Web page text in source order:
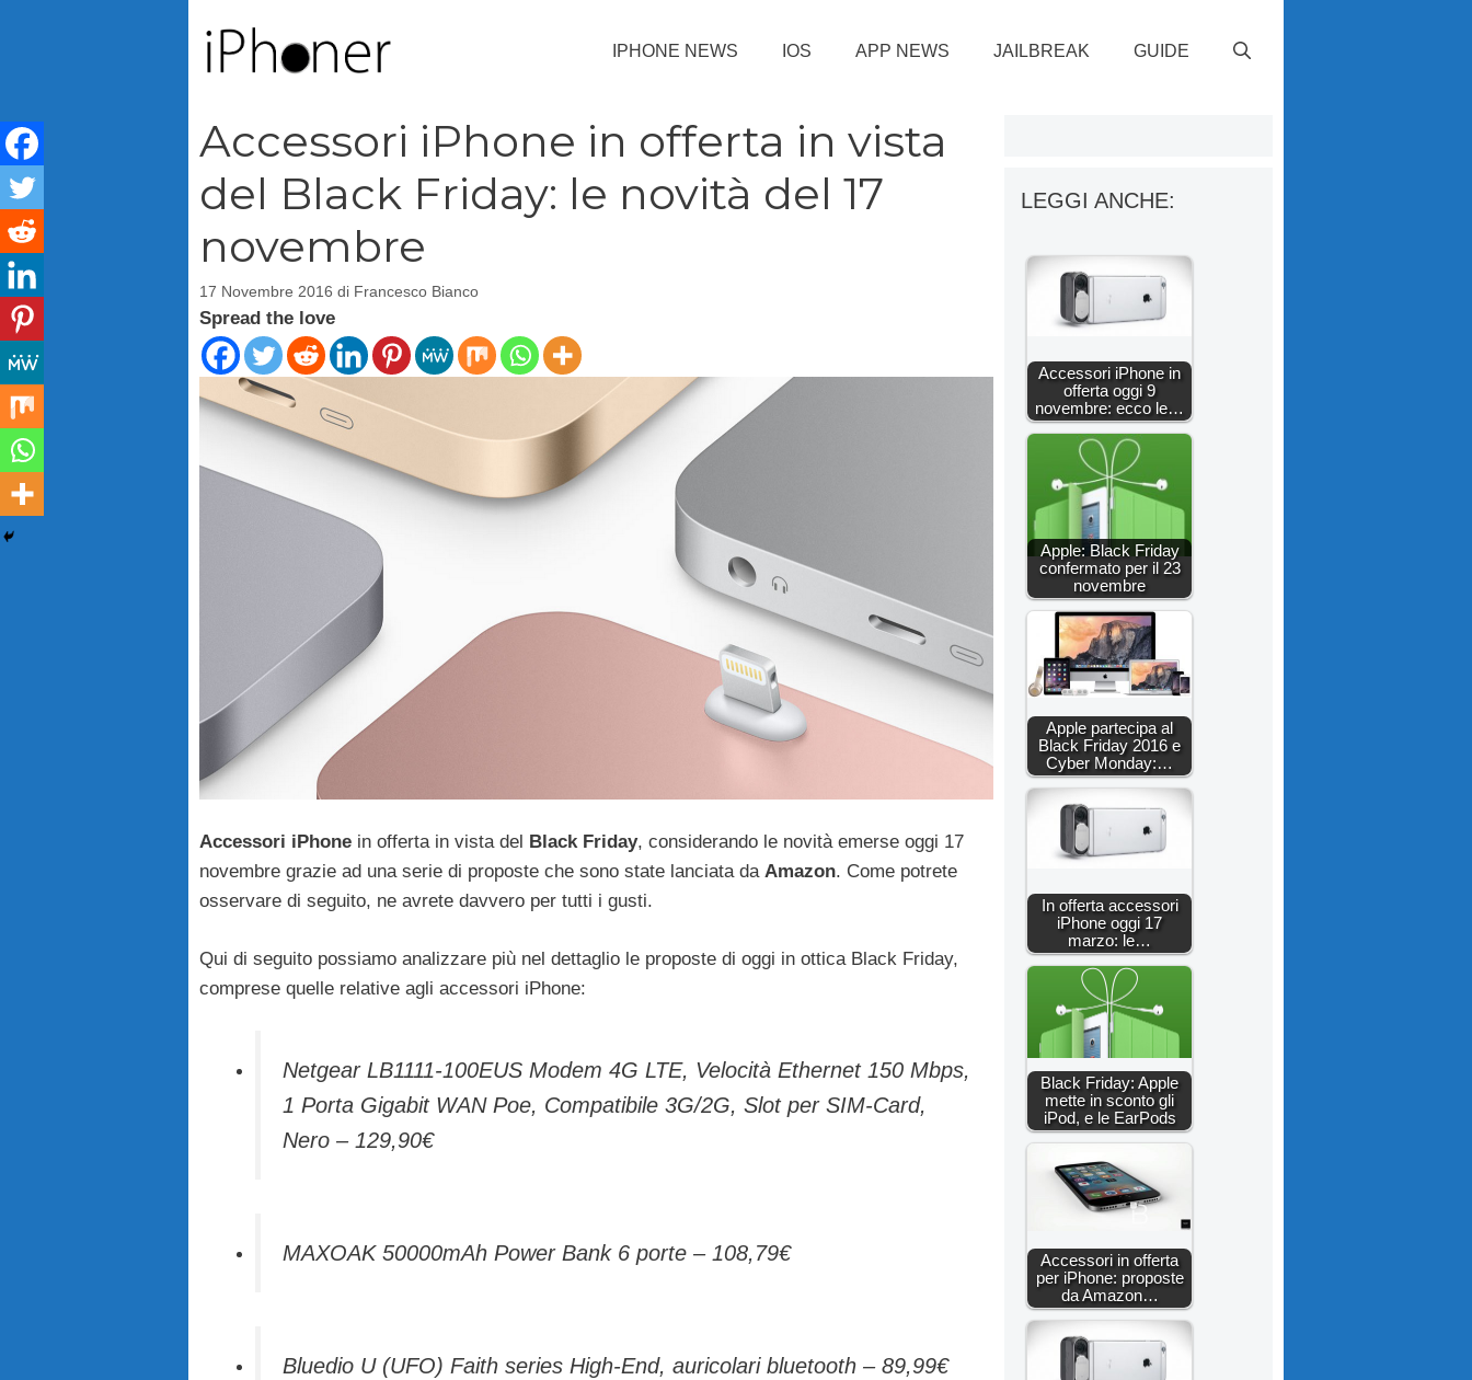
IPHONE NEWS IOS APP NEWS JAILBREAK GUIDE
Accessori iPhone in offerta in vista
del Black Friday: le novità del 17
novembre
17 Novembre 2016 di Francesco Bianco
Spread the love
Accessori iPhone in offerta in vista del Black Friday, considerando le novità emerse oggi 17
novembre grazie ad una serie di proposte che sono state lanciata da Amazon. Come potrete
osservare di seguito, ne avrete davvero per tutti i gusti.
Qui di seguito possiamo analizzare più nel dettaglio le proposte di oggi in ottica Black Friday,
comprese quelle relative agli accessori iPhone:
Netgear LB1111-100EUS Modem 4G LTE, Velocità Ethernet 150 Mbps,
1 Porta Gigabit WAN Poe, Compatibile 3G/2G, Slot per SIM-Card,
Nero – 129,90€
MAXOAK 50000mAh Power Bank 6 porte – 108,79€
Bluedio U (UFO) Faith series High-End, auricolari bluetooth – 89,99€
LEGGI ANCHE:
Accessori iPhone in
offerta oggi 9
novembre: ecco le…
Apple: Black Friday
confermato per il 23
novembre
Apple partecipa al
Black Friday 2016 e
Cyber Monday:…
In offerta accessori
iPhone oggi 17
marzo: le…
Black Friday: Apple
mette in sconto gli
iPod, e le EarPods
Accessori in offerta
per iPhone: proposte
da Amazon…